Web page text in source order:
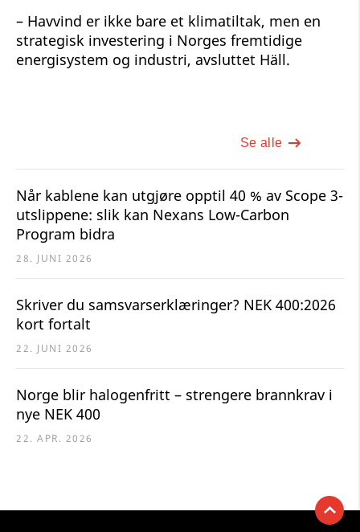
– Havvind er ikke bare et klimatiltak, men en
strategisk investering i Norges fremtidige
energisystem og industri, avsluttet Häll.
Se alle
Når kablene kan utgjøre opptil 40 % av Scope 3-
utslippene: slik kan Nexans Low-Carbon
Program bidra
28. JUNI 2026
Skriver du samsvarserklæringer? NEK 400:2026
kort fortalt
22. JUNI 2026
Norge blir halogenfritt – strengere brannkrav i
nye NEK 400
22. APR. 2026